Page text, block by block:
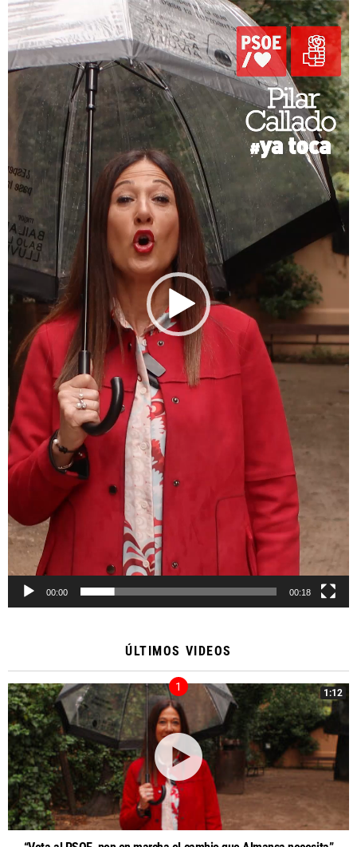
Reproductor
de
vídeo
00:00 00:18
ÚLTIMOS VIDEOS
1:12